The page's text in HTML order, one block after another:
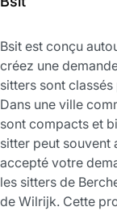
Bsit est conçu
créez une
sitters sont
Dans une ville
sont compacts et
sitter peut souvent
accepté votre
les sitters de
de Wilrijk. Cette